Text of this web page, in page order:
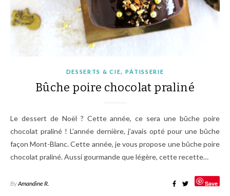
DESSERTS & CIE,PÂTISSERIE
Bûche poire chocolat praliné
Le dessert de Noël ? Cette année, ce sera une bûche poire
chocolat praliné ! L’année dernière, j’avais opté pour une bûche
façon Mont-Blanc. Cette année, je vous propose une bûche poire
chocolat praliné. Aussi gourmande que légère, cette recette…
ByAmandine R. Save